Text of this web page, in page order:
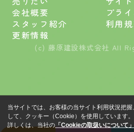
会社概要
プラ
スタッフ紹介
利用
更新情報
(c) 藤原建設株式会社 All
当サイトでは、お客様の当サイト利用状況把
して、クッキー（Cookie）を使用しています。
詳しくは、当社の「Cookieの取扱いについて」